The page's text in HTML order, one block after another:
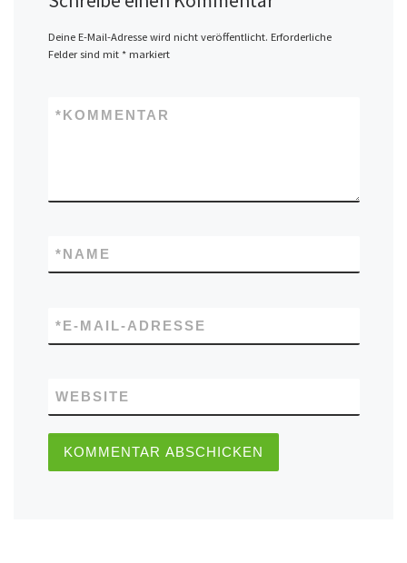
Deine E-Mail-Adresse wird nicht veröffentlicht. Erforderliche
Felder sind mit *markiert
KOMMENTAR
*
NAME
*
E-MAIL-ADRESSE
*
WEBSITE